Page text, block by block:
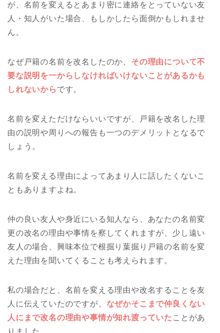
が、名前を変えるとあまり密に連絡をとっていない友
人・知人がいた場合、もしかしたら面倒かもしれませ
ん。
なぜ戸籍の名前を改名したのか、 その理由について不
要な説明を一からしなければいけないことがあるかも
しれないから です。
名前を変えただけならいいですが、戸籍を改名した理
由の説明や周りへの報告も一つのデメリットとなるで
しょう。
名前を変える理由によってあまり人に話したくないこ
ともありますよね。
仲の良い友人や身近にいる知人なら、あなたの名前変
更の改名の理由や事情を察してくれますが、少し遠い
友人の場合、興味本位で根掘り葉掘り戸籍の名前を変
えた理由を聞いてくることも考えられます。
私の場合だと、名前を変える理由や改名することを友
人に伝えていたのですが、 なぜかそこまで仲良くない
人にまで改名の理由や事情が知れ渡っていた ことがあ